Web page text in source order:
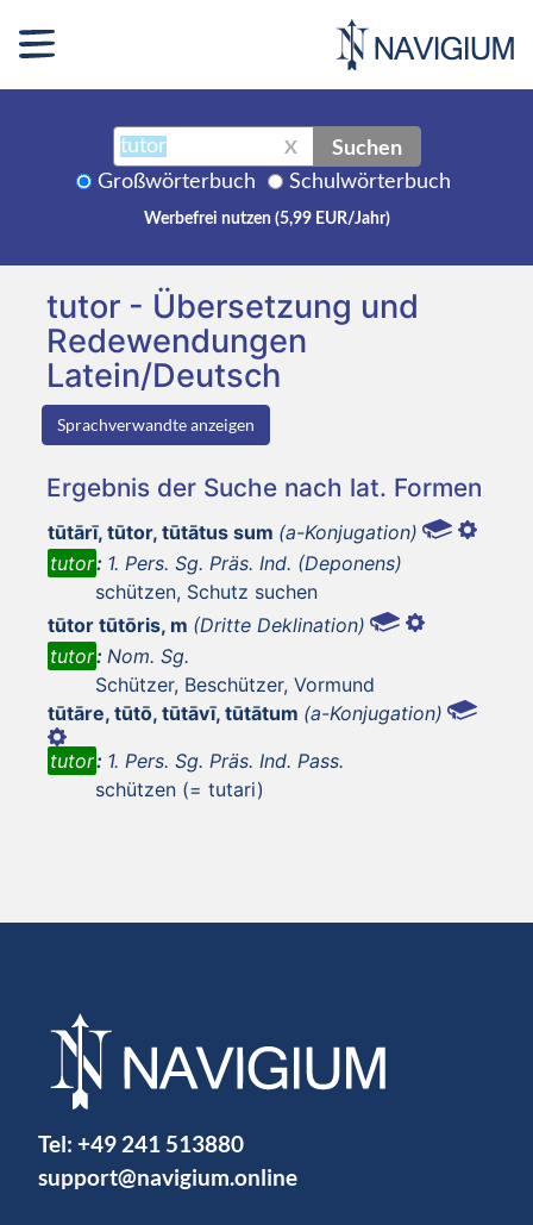
X Suchen
Großwörterbuch Schulwörterbuch
Werbefrei nutzen (5,99 EUR/Jahr)
tutor - Übersetzung und
Redewendungen
Latein/Deutsch
Sprachverwandte anzeigen
Ergebnis der Suche nach lat. Formen
tūtārī, tūtor, tūtātus sum (a-Konjugation)
tutor: 1. Pers. Sg. Präs. Ind. (Deponens)
schützen, Schutz suchen
tūtor tūtōris, m (Dritte Deklination)
tutor: Nom. Sg.
Schützer, Beschützer, Vormund
tūtāre, tūtō, tūtāvī, tūtātum (a-Konjugation)
tutor: 1. Pers. Sg. Präs. Ind. Pass.
schützen (= tutari)
Tel: +49 241 513880
support@navigium.online